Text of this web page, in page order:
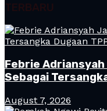
TERBARU
Febrie
Sebagai
August 7, 2026